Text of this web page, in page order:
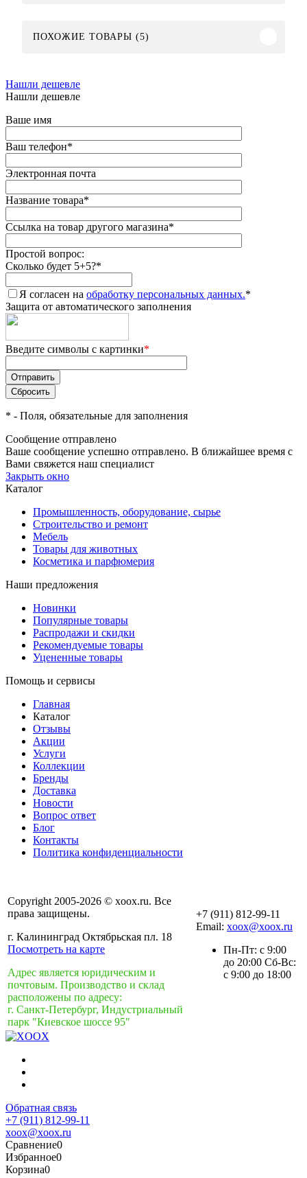
ПОХОЖИЕ ТОВАРЫ (5)
Нашли дешевле
Нашли дешевле
Ваше имя
Ваш телефон*
Электронная почта
Название товара*
Ссылка на товар другого магазина*
Простой вопрос:
Сколько будет 5+5?*
Я согласен на обработку персональных данных.*
Защита от автоматического заполнения
Введите символы с картинки*
* - Поля, обязательные для заполнения
Сообщение отправлено
Ваше сообщение успешно отправлено. В ближайшее время с
Вами свяжется наш специалист
Закрыть окно
Каталог
Промышленность, оборудование, сырье
Строительство и ремонт
Мебель
Товары для животных
Косметика и парфюмерия
Наши предложения
Новинки
Популярные товары
Распродажи и скидки
Рекомендуемые товары
Уцененные товары
Помощь и сервисы
Главная
Каталог
Отзывы
Акции
Услуги
Коллекции
Бренды
Доставка
Новости
Вопрос ответ
Блог
Контакты
Политика конфиденциальности
Copyright 2005-2026 © xoox.ru. Все
права защищены.
г. Калининград Октябрьская пл. 18
Посмотреть на карте
Адрес является юридическим и
почтовым. Производство и склад
расположены по адресу:
г. Санкт-Петербург, Индустриальный
парк "Киевское шоссе 95"
+7 (911) 812-99-11
Email: xoox@xoox.ru
Пн-Пт: с 9:00
до 20:00 Сб-Вс:
с 9:00 до 18:00
Обратная связь
+7 (911) 812-99-11
xoox@xoox.ru
Сравнение0
Избранное0
Корзина0